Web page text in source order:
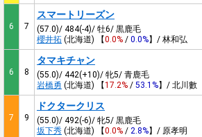
6 7
スマートリーズン
(57.0)/ 484(-4)/ 牡6/ 黒鹿毛
櫻井拓 (北海道) 【0.0% / 0.0%】/ 林和弘
6 8
タマキチャン
(55.0)/ 442(+10)/ 牝5/ 青鹿毛
岩橋勇 (北海道) 【17.2% / 53.1%】/ 北川數
7 9
ドクタークリス
(55.0)/ 492(-6)/ 牝5/ 黒鹿毛
坂下秀 (北海道) 【0.0% / 2.8%】/ 原孝明